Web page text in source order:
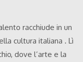
racchiude in un
cultura italiana . Lì
dove l’arte e la